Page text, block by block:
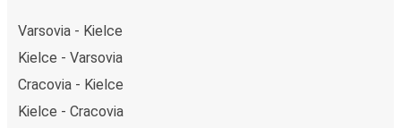
Varsovia - Kielce
Kielce - Varsovia
Cracovia - Kielce
Kielce - Cracovia